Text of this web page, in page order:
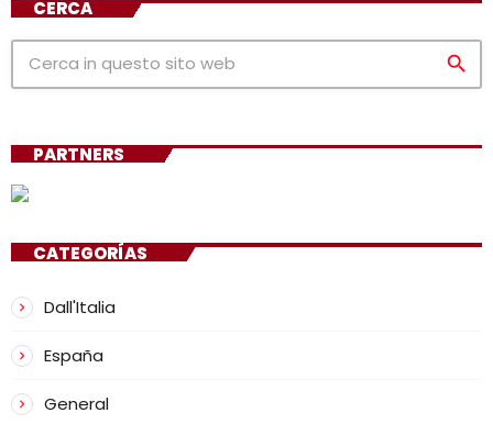
CERCA
search
PARTNERS
CATEGORÍAS
Dall'Italia
España
General